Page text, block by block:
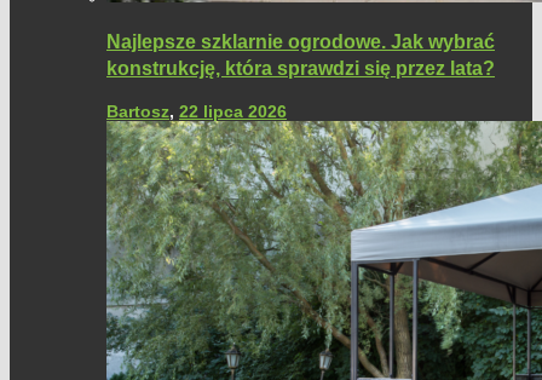
Najlepsze szklarnie ogrodowe. Jak wybrać
konstrukcję, która sprawdzi się przez lata?
Bartosz, 22 lipca 2026